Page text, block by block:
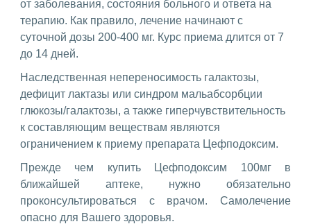
от заболевания, состояния больного и ответа на
терапию. Как правило, лечение начинают с
суточной дозы 200-400 мг. Курс приема длится от 7
до 14 дней.
Наследственная непереносимость галактозы,
дефицит лактазы или синдром мальабсорбции
глюкозы/галактозы, а также гиперчувствительность
к составляющим веществам являются
ограничением к приему препарата Цефподоксим.
Прежде чем купить Цефподоксим 100мг в
ближайшей аптеке, нужно обязательно
проконсультироваться с врачом. Самолечение
опасно для Вашего здоровья.